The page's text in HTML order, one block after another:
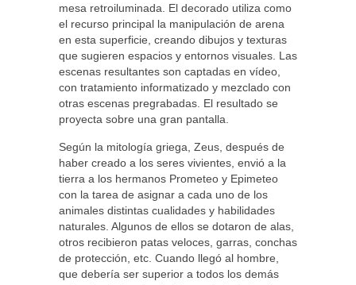
mesa retroiluminada. El decorado utiliza como
el recurso principal la manipulación de arena
en esta superficie, creando dibujos y texturas
que sugieren espacios y entornos visuales. Las
escenas resultantes son captadas en vídeo,
con tratamiento informatizado y mezclado con
otras escenas pregrabadas. El resultado se
proyecta sobre una gran pantalla.
Según la mitología griega, Zeus, después de
haber creado a los seres vivientes, envió a la
tierra a los hermanos Prometeo y Epimeteo
con la tarea de asignar a cada uno de los
animales distintas cualidades y habilidades
naturales. Algunos de ellos se dotaron de alas,
otros recibieron patas veloces, garras, conchas
de protección, etc. Cuando llegó al hombre,
que debería ser superior a todos los demás